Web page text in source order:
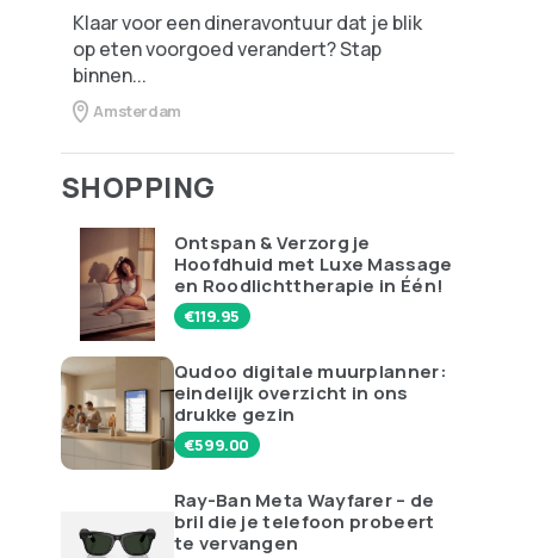
Klaar voor een dineravontuur dat je blik
op eten voorgoed verandert? Stap
binnen...
Amsterdam
SHOPPING
Ontspan & Verzorg je
Hoofdhuid met Luxe Massage
en Roodlichttherapie in Één!
€119.95
Qudoo digitale muurplanner:
eindelijk overzicht in ons
drukke gezin
€599.00
Ray-Ban Meta Wayfarer – de
bril die je telefoon probeert
te vervangen